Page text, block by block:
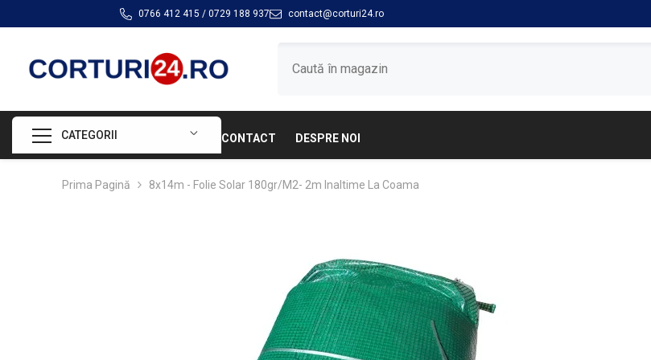
0766 412 415 / 0729 188 937 contact@corturi24.ro
CATEGORII CONTACT DESPRE NOI
Prima Pagină 8x14m - Folie Solar 180gr/m2- 2m Inaltime La Coama